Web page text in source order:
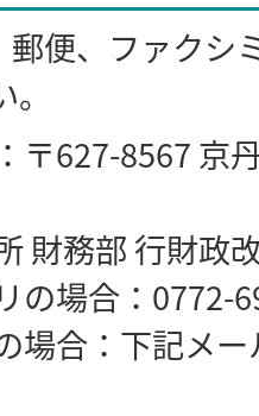
郵便、ファク
〒627-8567 京
財務部 行財政
の場合：0772-
場合：下記メ